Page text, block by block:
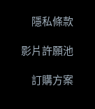
隱私條款
影片許願池
訂購方案